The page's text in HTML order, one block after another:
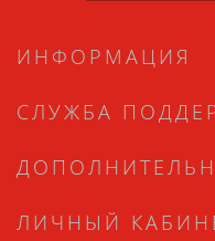
ИНФОРМАЦИЯ
СЛУЖБА
ЛИЧНЫЙ